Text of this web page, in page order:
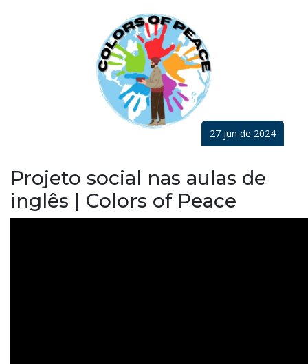
27 jun de 2024
Projeto social nas aulas de
inglês | Colors of Peace